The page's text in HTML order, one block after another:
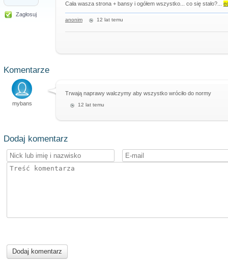
Zagłosuj
Cała wasza strona + bansy i ogółem wszystko... co się stało?...
anonim 12 lat temu
Komentarze
mybans
Trwają naprawy walczymy aby wszystko wróciło do normy
12 lat temu
Dodaj komentarz